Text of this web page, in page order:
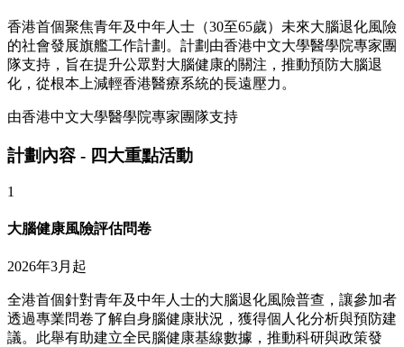
香港首個聚焦青年及中年人士（30至65歲）未來大腦退化風險
的社會發展旗艦工作計劃。計劃由香港中文大學醫學院專家團
隊支持，旨在提升公眾對大腦健康的關注，推動預防大腦退
化，從根本上減輕香港醫療系統的長遠壓力。
由香港中文大學醫學院專家團隊支持
計劃內容 - 四大重點活動
1
大腦健康風險評估問卷
2026年3月起
全港首個針對青年及中年人士的大腦退化風險普查，讓參加者
透過專業問卷了解自身腦健康狀況，獲得個人化分析與預防建
議。此舉有助建立全民腦健康基線數據，推動科研與政策發